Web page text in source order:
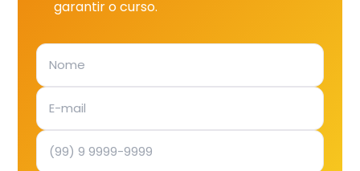
garantir o curso.